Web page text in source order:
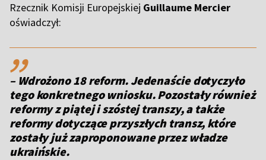
Rzecznik Komisji Europejskiej Guillaume Mercier
oświadczył:
,,
– Wdrożono 18 reform. Jedenaście dotyczyło
tego konkretnego wniosku. Pozostały również
reformy z piątej i szóstej transzy, a także
reformy dotyczące przyszłych transz, które
zostały już zaproponowane przez władze
ukraińskie.